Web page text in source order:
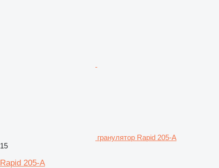
гранулятор Rapid 205-A
15
Rapid 205-A